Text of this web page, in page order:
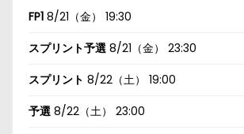
FP1 8/21（金） 19:30
スプリント予選 8/21（金） 23:30
スプリント 8/22（土） 19:00
予選 8/22（土） 23:00